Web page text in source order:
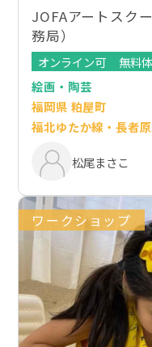
JOFAアートスク
務局）
オンライン可
無料
絵画・陶芸
福岡県 粕屋町
福北ゆたか線・長者
松尾まさこ
ワークショップ